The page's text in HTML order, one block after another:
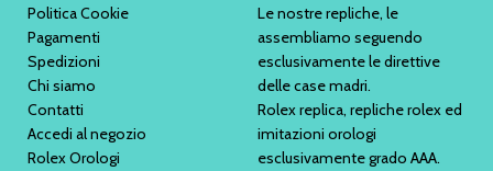
Politica Cookie
Pagamenti
Spedizioni
Chi siamo
Contatti
Accedi al negozio
Rolex Orologi
Le nostre repliche, le
assembliamo seguendo
esclusivamente le direttive
delle case madri.
Rolex replica, repliche rolex ed
imitazioni orologi
esclusivamente grado AAA.